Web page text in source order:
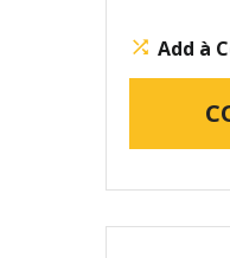
Add à